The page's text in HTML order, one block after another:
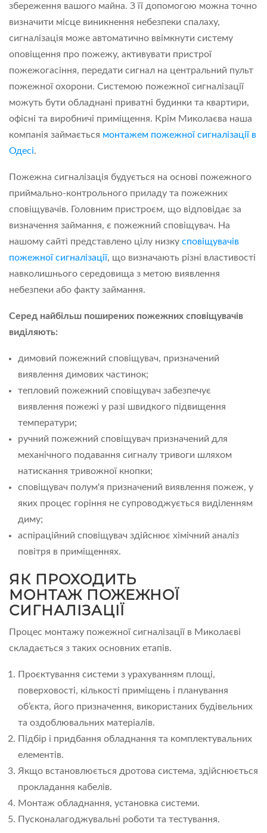
збереження вашого майна. З її допомогою можна точно
визначити місце виникнення небезпеки спалаху,
сигналізація може автоматично ввімкнути систему
оповіщення про пожежу, активувати пристрої
пожежогасіння, передати сигнал на центральний пульт
пожежної охорони. Системою пожежної сигналізації
можуть бути обладнані приватні будинки та квартири,
офісні та виробничі приміщення. Крім Миколаєва наша
компанія займається монтажем пожежної сигналізації в
Одесі.
Пожежна сигналізація будується на основі пожежного
приймально-контрольного приладу та пожежних
сповіщувачів. Головним пристроєм, що відповідає за
визначення займання, є пожежний сповіщувач. На
нашому сайті представлено цілу низку сповіщувачів
пожежної сигналізації, що визначають різні властивості
навколишнього середовища з метою виявлення
небезпеки або факту займання.
Серед найбільш поширених пожежних сповіщувачів
виділяють:
димовий пожежний сповіщувач, призначений
виявлення димових частинок;
тепловий пожежний сповіщувач забезпечує
виявлення пожежі у разі швидкого підвищення
температури;
ручний пожежний сповіщувач призначений для
механічного подавання сигналу тривоги шляхом
натискання тривожної кнопки;
сповіщувач полум'я призначений виявлення пожеж, у
яких процес горіння не супроводжується виділенням
диму;
аспіраційний сповіщувач здійснює хімічний аналіз
повітря в приміщеннях.
ЯК ПРОХОДИТЬ
МОНТАЖ ПОЖЕЖНОЇ
СИГНАЛІЗАЦІЇ
Процес монтажу пожежної сигналізації в Миколаєві
складається з таких основних етапів.
Проєктування системи з урахуванням площі,
поверховості, кількості приміщень і планування
об’єкта, його призначення, використаних будівельних
та оздоблювальних матеріалів.
Підбір і придбання обладнання та комплектувальних
елементів.
Якщо встановлюється дротова система, здійснюється
прокладання кабелів.
Монтаж обладнання, установка системи.
Пусконалагоджувальні роботи та тестування.